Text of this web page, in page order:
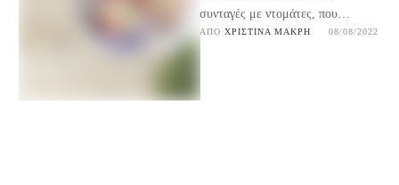
συνταγές με ντομάτες, που
γίνονται γρήγορα και είναι ιδανικές
ΑΠΌ ΧΡΙΣΤΊΝΑ ΜΑΚΡΉ 08/08/2022